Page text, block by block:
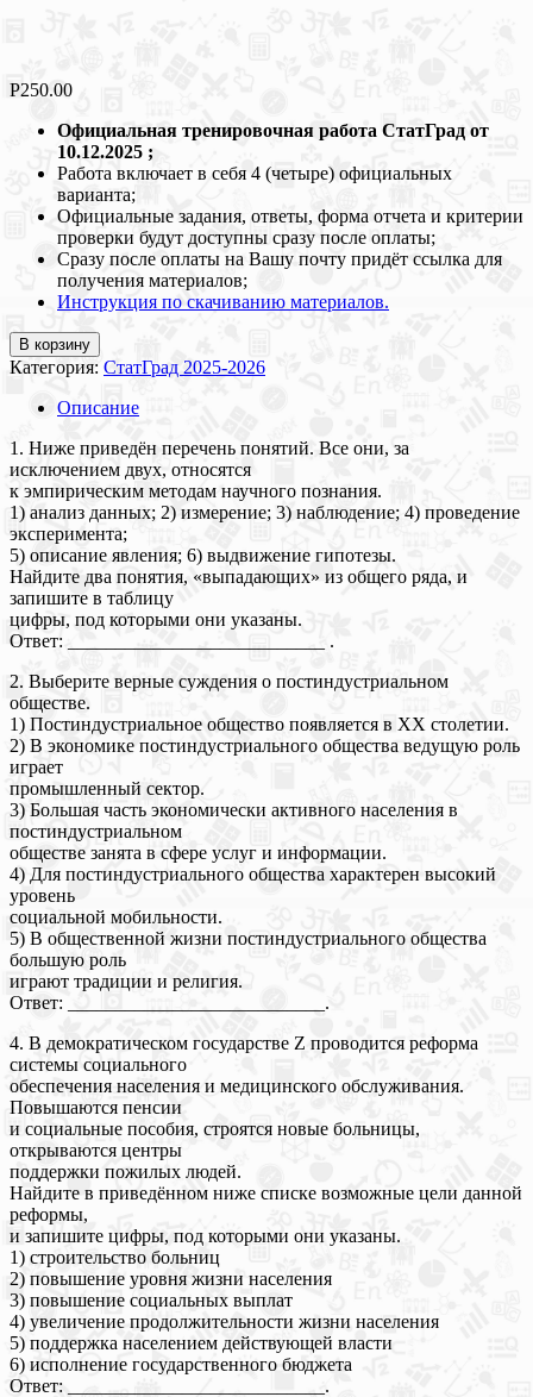
Р250.00
Официальная тренировочная работа СтатГрад от
10.12.2025 ;
Работа включает в себя 4 (четыре) официальных
варианта;
Официальные задания, ответы, форма отчета и критерии
проверки будут доступны сразу после оплаты;
Сразу после оплаты на Вашу почту придёт ссылка для
получения материалов;
Инструкция по скачиванию материалов.
В корзину
Категория: СтатГрад 2025-2026
Описание
1. Ниже приведён перечень понятий. Все они, за
исключением двух, относятся
к эмпирическим методам научного познания.
1) анализ данных; 2) измерение; 3) наблюдение; 4) проведение
эксперимента;
5) описание явления; 6) выдвижение гипотезы.
Найдите два понятия, «выпадающих» из общего ряда, и
запишите в таблицу
цифры, под которыми они указаны.
Ответ: ___________________________ .
2. Выберите верные суждения о постиндустриальном
обществе.
1) Постиндустриальное общество появляется в ХХ столетии.
2) В экономике постиндустриального общества ведущую роль
играет
промышленный сектор.
3) Большая часть экономически активного населения в
постиндустриальном
обществе занята в сфере услуг и информации.
4) Для постиндустриального общества характерен высокий
уровень
социальной мобильности.
5) В общественной жизни постиндустриального общества
большую роль
играют традиции и религия.
Ответ: ___________________________.
4. В демократическом государстве Z проводится реформа
системы социального
обеспечения населения и медицинского обслуживания.
Повышаются пенсии
и социальные пособия, строятся новые больницы,
открываются центры
поддержки пожилых людей.
Найдите в приведённом ниже списке возможные цели данной
реформы,
и запишите цифры, под которыми они указаны.
1) строительство больниц
2) повышение уровня жизни населения
3) повышение социальных выплат
4) увеличение продолжительности жизни населения
5) поддержка населением действующей власти
6) исполнение государственного бюджета
Ответ: ___________________________.